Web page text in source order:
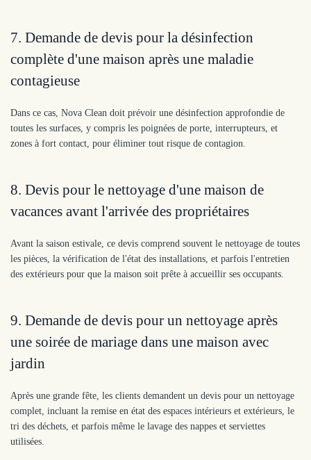
7. Demande de devis pour la désinfection
complète d'une maison après une maladie
contagieuse
Dans ce cas, Nova Clean doit prévoir une désinfection approfondie de
toutes les surfaces, y compris les poignées de porte, interrupteurs, et
zones à fort contact, pour éliminer tout risque de contagion.
8. Devis pour le nettoyage d'une maison de
vacances avant l'arrivée des propriétaires
Avant la saison estivale, ce devis comprend souvent le nettoyage de toutes
les pièces, la vérification de l'état des installations, et parfois l'entretien
des extérieurs pour que la maison soit prête à accueillir ses occupants.
9. Demande de devis pour un nettoyage après
une soirée de mariage dans une maison avec
jardin
Après une grande fête, les clients demandent un devis pour un nettoyage
complet, incluant la remise en état des espaces intérieurs et extérieurs, le
tri des déchets, et parfois même le lavage des nappes et serviettes
utilisées.